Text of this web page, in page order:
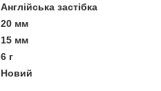
Англійська застібка
20 мм
15 мм
6 г
Новий